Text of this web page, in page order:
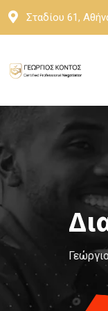
Skip
Σταδίου 61,